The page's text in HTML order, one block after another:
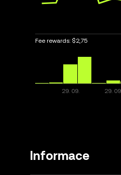
Fee rewards: $2,75
Informace